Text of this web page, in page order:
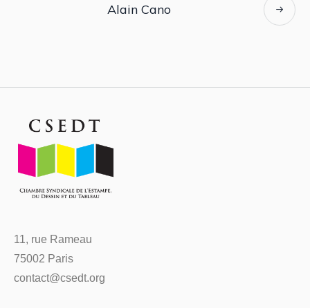
Alain Cano
11, rue Rameau
75002 Paris
contact@csedt.org